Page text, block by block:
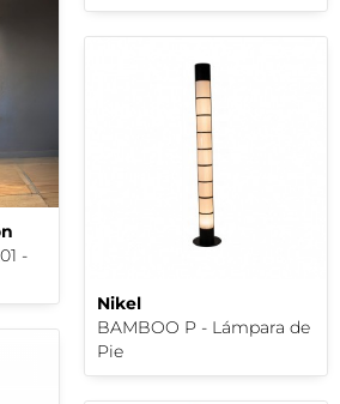
-
Nikel
BAMBOO P - Lámpara de
Pie